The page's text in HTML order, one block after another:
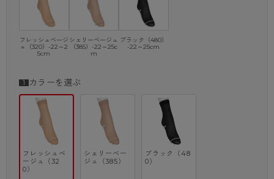
フレッシュベージ
ュ（320）-22～2
5cm
シェリーベージュ
（385）-22～25c
m
ブラック（480）
-22～25cm
カラーを選ぶ
フレッシュベ
ージュ（32
0）
シェリーベー
ジュ（385）
ブラック（48
0）